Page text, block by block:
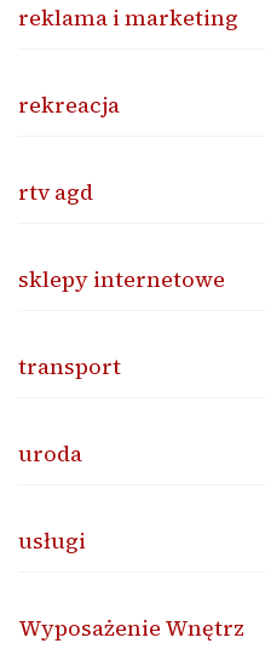
reklama i marketing
rekreacja
rtv agd
sklepy internetowe
transport
uroda
usługi
Wyposażenie Wnętrz